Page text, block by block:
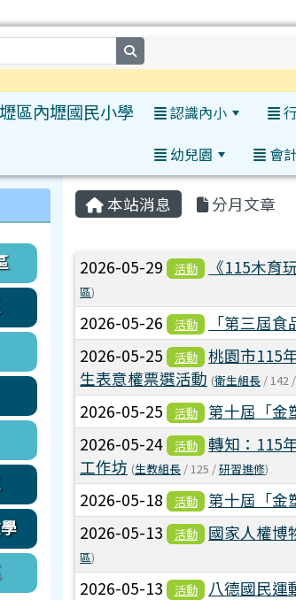
區內壢國民小學 認識內小
幼兒園
會
:::
本站消息 分月文章
文章列表
2026-05-29 活動 《115木育
區)
2026-05-26 活動 「第三屆食
2026-05-25 活動
桃園市115
生表意權票選活動 (衛生組長 / 142 /
2026-05-25 活動 第十屆「金
2026-05-24 活動
轉知：115
工作坊 (生教組長 / 125 /研習進修)
2026-05-18 活動 第十屆「金
2026-05-13 活動 國家人權博
區)
2026-05-13 活動 八德國民運